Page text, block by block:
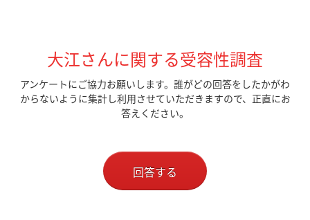
大江さんに関する受容性調査
アンケートにご協力お願いします。誰がどの回答をしたかがわ
からないように集計し利用させていただきますので、正直にお
答えください。
回答する